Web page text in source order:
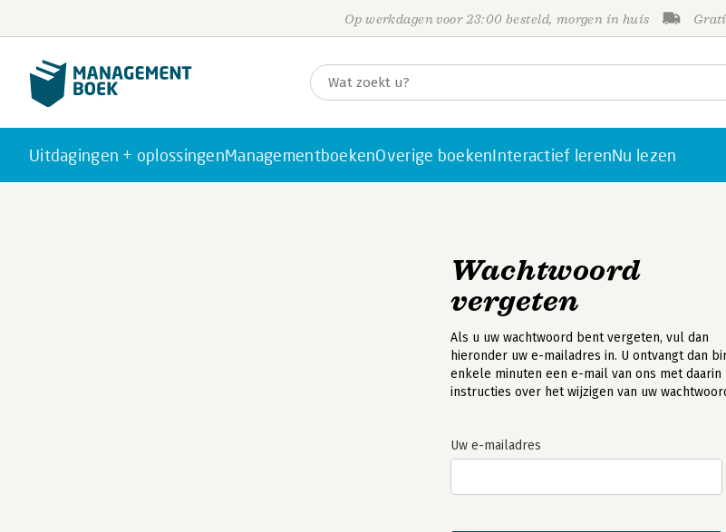
Op werkdagen voor 23:00 besteld, morgen in huis
Uitdagingen + oplossingenManagementboekenOverige boekenInteractief lerenNu lezen
Wachtwoord
vergeten
Als u uw wachtwoord bent vergeten, vul dan
hieronder uw e-mailadres in. U ontvangt dan
enkele minuten een e-mail van ons met daarin
instructies over het wijzigen van uw
Uw e-mailadres